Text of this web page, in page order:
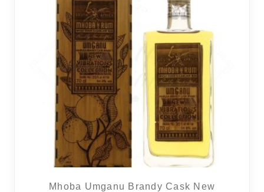
Mhoba Umganu Brandy Cask New